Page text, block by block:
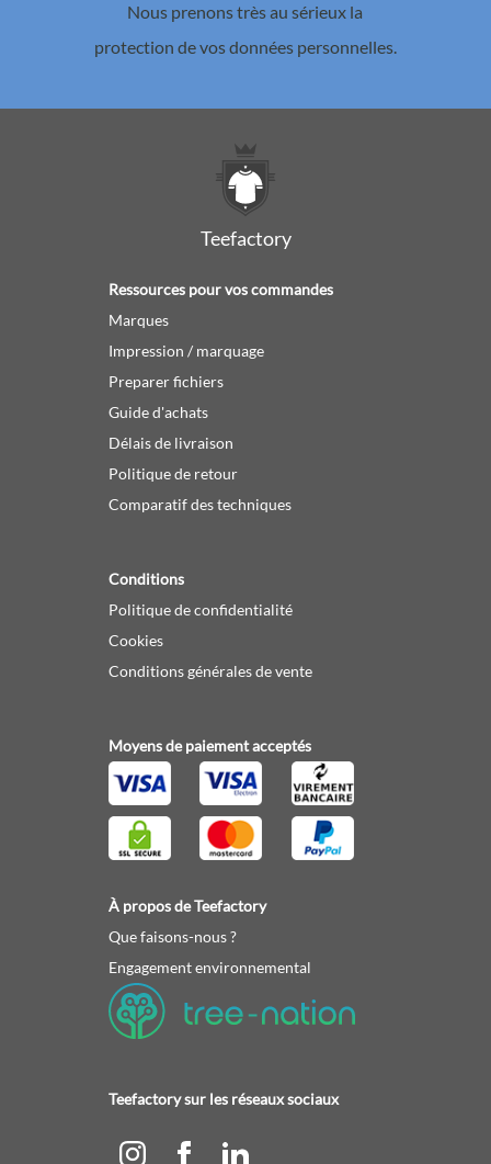
Nous prenons très au sérieux la
protection de vos données personnelles.
Teefactory
Ressources pour vos commandes
Marques
Impression / marquage
Preparer fichiers
Guide d'achats
Délais de livraison
Politique de retour
Comparatif des techniques
Conditions
Politique de confidentialité
Cookies
Conditions générales de vente
Moyens de paiement acceptés
À propos de Teefactory
Que faisons-nous ?
Engagement environnemental
Teefactory sur les réseaux sociaux